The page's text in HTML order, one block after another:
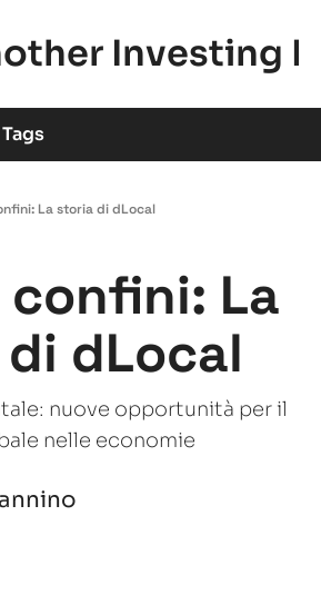
Investing
Tags
La storia di dLocal
confini: La
dLocal
nuove opportunità per il
nelle economie